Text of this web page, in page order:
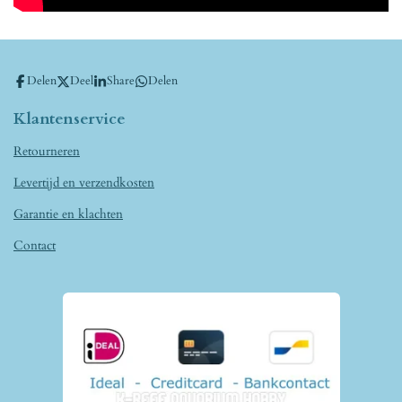
Delen Deel Share Delen
Klantenservice
Retourneren
Levertijd en verzendkosten
Garantie en klachten
Contact